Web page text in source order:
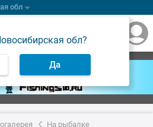
обл
обл?
Да
На рыбалке